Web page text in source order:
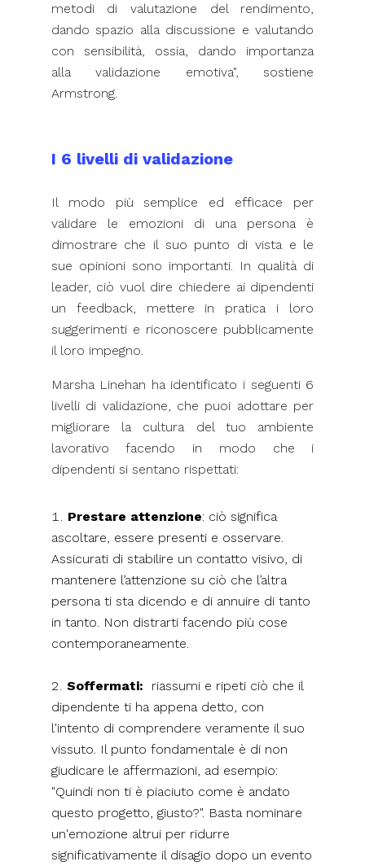
metodi di valutazione del rendimento,
dando spazio alla discussione e valutando
con sensibilità, ossia, dando importanza
alla validazione emotiva", sostiene
Armstrong.
I 6 livelli di validazione
Il modo più semplice ed efficace per
validare le emozioni di una persona è
dimostrare che il suo punto di vista e le
sue opinioni sono importanti. In qualità di
leader, ciò vuol dire chiedere ai dipendenti
un feedback, mettere in pratica i loro
suggerimenti e riconoscere pubblicamente
il loro impegno.
Marsha Linehan ha identificato i seguenti 6
livelli di validazione, che puoi adottare per
migliorare la cultura del tuo ambiente
lavorativo facendo in modo che i
dipendenti si sentano rispettati:
Prestare attenzione: ciò significa
ascoltare, essere presenti e osservare.
Assicurati di stabilire un contatto visivo, di
mantenere l’attenzione su ciò che l’altra
persona ti sta dicendo e di annuire di tanto
in tanto. Non distrarti facendo più cose
contemporaneamente.
Soffermati: riassumi e ripeti ciò che il
dipendente ti ha appena detto, con
l'intento di comprendere veramente il suo
vissuto. Il punto fondamentale è di non
giudicare le affermazioni, ad esempio:
"Quindi non ti è piaciuto come è andato
questo progetto, giusto?". Basta nominare
un'emozione altrui per ridurre
significativamente il disagio dopo un evento